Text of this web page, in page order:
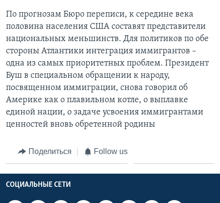
По прогнозам Бюро переписи, к середине века
половина населения США составят представители
национальных меньшинств. Для политиков по обе
стороны Атлантики интеграция иммигрантов –
одна из самых приоритетных проблем. Президент
Буш в специальном обращении к народу,
посвященном иммиграции, снова говорил об
Америке как о плавильном котле, о выплавке
единой нации, о задаче усвоения иммигрантами
ценностей вновь обретенной родины
Поделиться Follow us
СОЦИАЛЬНЫЕ СЕТИ